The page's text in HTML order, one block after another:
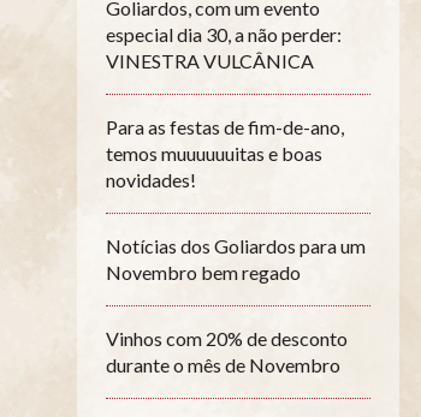
Goliardos, com um evento
especial dia 30, a não perder:
VINESTRA VULCÂNICA
Para as festas de fim-de-ano,
temos muuuuuuitas e boas
novidades!
Notícias dos Goliardos para um
Novembro bem regado
Vinhos com 20% de desconto
durante o mês de Novembro